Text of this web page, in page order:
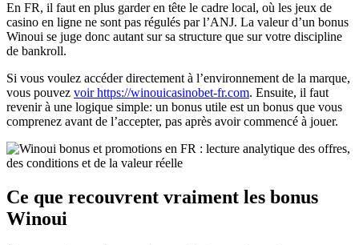
En FR, il faut en plus garder en tête le cadre local, où les jeux de
casino en ligne ne sont pas régulés par l’ANJ. La valeur d’un bonus
Winoui se juge donc autant sur sa structure que sur votre discipline
de bankroll.
Si vous voulez accéder directement à l’environnement de la marque,
vous pouvez voir https://winouicasinobet-fr.com. Ensuite, il faut
revenir à une logique simple: un bonus utile est un bonus que vous
comprenez avant de l’accepter, pas après avoir commencé à jouer.
Ce que recouvrent vraiment les bonus
Winoui